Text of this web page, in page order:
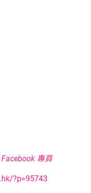
專頁
?p=95743